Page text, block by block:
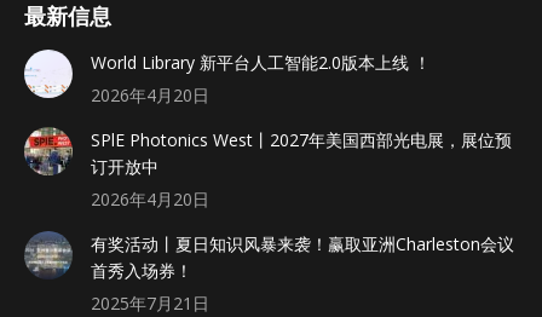
最新信息
World Library 新平台人工智能2.0版本上线 ！
2026年4月20日
SPlE Photonics West丨2027年美国西部光电展，展位预
订开放中
2026年4月20日
有奖活动丨夏日知识风暴来袭！赢取亚洲Charleston会议
首秀入场券！
2025年7月21日